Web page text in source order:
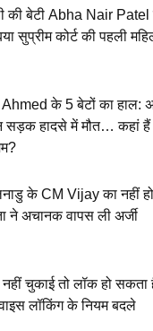
की बेटी Abha Nair Patel
सुप्रीम कोर्ट की पहली
के 5 बेटों का हाल:
सड़क हादसे में मौत… कहां
के CM Vijay का नहीं
ने अचानक वापस ली अर्जी
चुकाई तो लॉक हो सकता
लॉकिंग के नियम बदले